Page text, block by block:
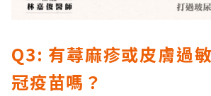
Q3: 有蕁麻疹或皮膚過
冠疫苗嗎？